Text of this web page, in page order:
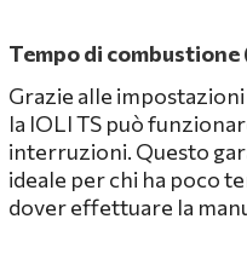
Tempo di
Grazie alle
la IOLI TS può
interruzioni. Questo
ideale per chi ha poco
dover effettuare la